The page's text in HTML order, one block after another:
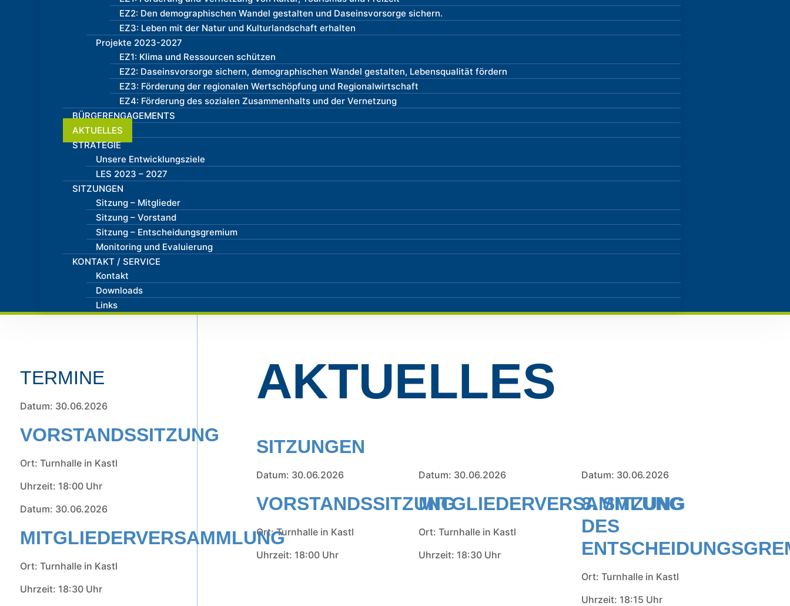
EZ2: Den demographischen Wandel gestalten und Daseinsvorsorge sichern.
EZ3: Leben mit der Natur und Kulturlandschaft erhalten
Projekte 2023-2027
EZ1: Klima und Ressourcen schützen
EZ2: Daseinsvorsorge sichern, demographischen Wandel gestalten, Lebensqualität fördern
EZ3: Förderung der regionalen Wertschöpfung und Regionalwirtschaft
EZ4: Förderung des sozialen Zusammenhalts und der Vernetzung
BÜRGERENGAGEMENTS
AKTUELLES
STRATEGIE
Unsere Entwicklungsziele
LES 2023 – 2027
SITZUNGEN
Sitzung – Mitglieder
Sitzung – Vorstand
Sitzung – Entscheidungsgremium
Monitoring und Evaluierung
KONTAKT / SERVICE
Kontakt
Downloads
Links
TERMINE
Datum: 30.06.2026
VORSTANDSSITZUNG
Ort: Turnhalle in Kastl
Uhrzeit: 18:00 Uhr
Datum: 30.06.2026
MITGLIEDERVERSAMMLUNG
Ort: Turnhalle in Kastl
Uhrzeit: 18:30 Uhr
AKTUELLES
SITZUNGEN
Datum: 30.06.2026
VORSTANDSSITZUNG
Ort: Turnhalle in Kastl
Uhrzeit: 18:00 Uhr
Datum: 30.06.2026
MITGLIEDERVERSAMMLUNG
Ort: Turnhalle in Kastl
Uhrzeit: 18:30 Uhr
Datum: 30.06.2026
8. SITZUNG
DES
Ort: Turnhalle in Kastl
Uhrzeit: 18:15 Uhr